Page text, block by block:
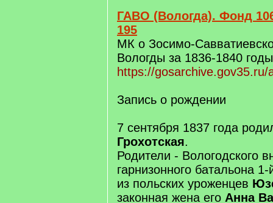
ГАВО (Вологда). Фонд
195
МК о Зосимо-
Вологды за 1836-1840 годы
https://
Запись о рождении
7 сентября 1837 года
Грохотская.
Родители - Вологодского
гарнизонного батальона
из польских уроженцев
законная жена его Анна